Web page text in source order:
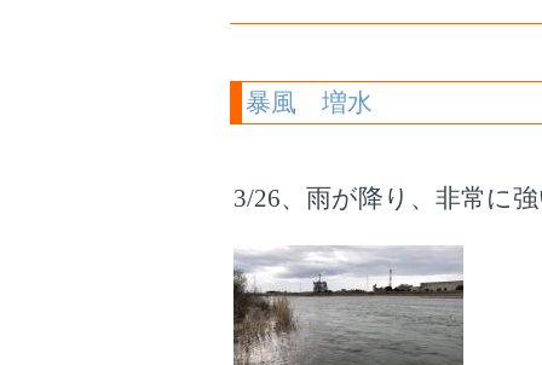
暴風 増水
3/26、雨が降り、非常に